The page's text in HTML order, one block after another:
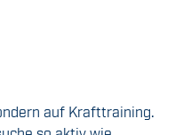
auf Krafttraining.